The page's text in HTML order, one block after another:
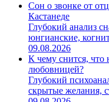
Сон о звонке от
Кастанеде
Глубокий анализ
юнгианские,
09.08.2026
К чему снится, что
любовницей?
Глубокий
скрытые желания,